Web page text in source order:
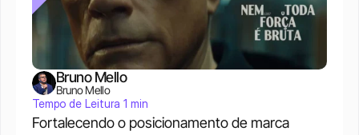
Fortalecendo o posicionamento de marca
Bruno Mello
Bruno Mello
Tempo de Leitura 1 min